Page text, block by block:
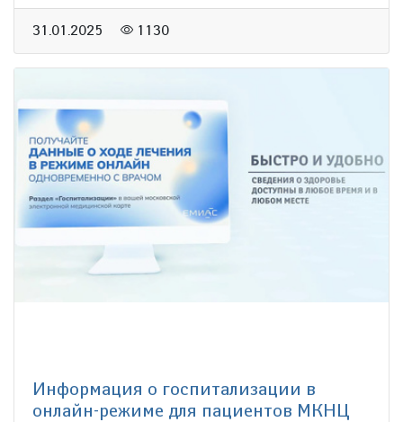
31.01.2025 1130
Информация о госпитализации в
онлайн-режиме для пациентов МКНЦ